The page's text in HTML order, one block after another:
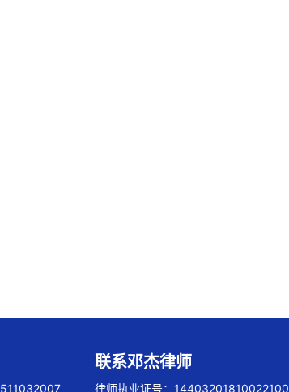
联系邓杰律师
律师执业证号：14403201810022100